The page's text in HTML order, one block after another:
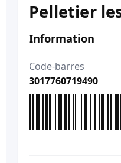
Pelletier
Information
Code-barres
3017760719490